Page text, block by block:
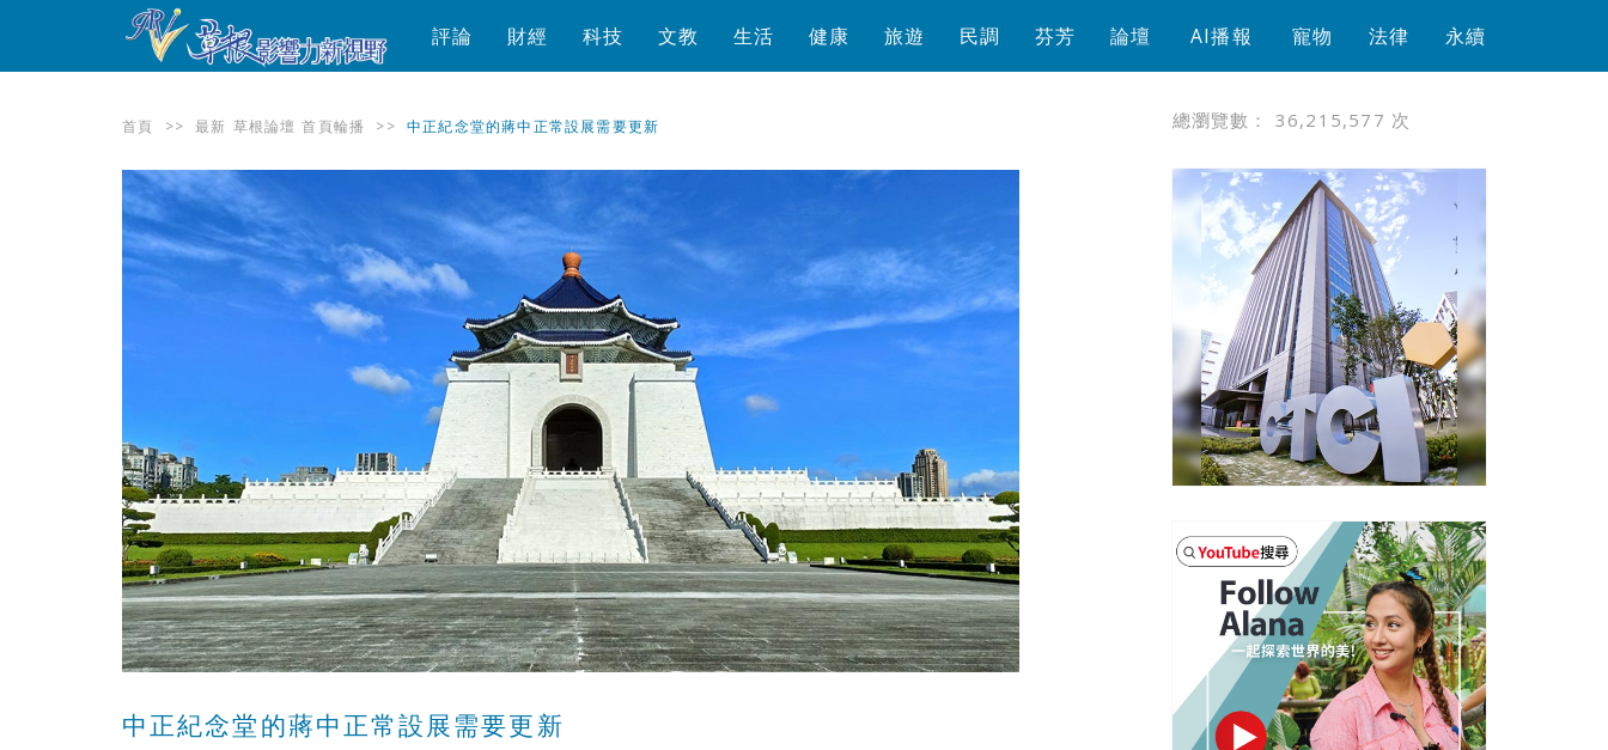
評論 財經 科技 文教 生活 健康 旅遊 民調 芬芳 論壇 AI播報 寵物 法律 永續
首頁 >> 最新 草根論壇 首頁輪播 >> 中正紀念堂的蔣中正常設展需要更新
中正紀念堂的蔣中正常設展需要更新
總瀏覽數： 36,215,577 次